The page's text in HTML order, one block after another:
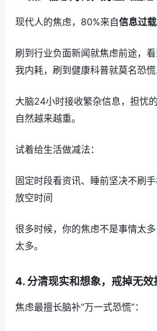
现代人的焦虑，80%来自信息过载
刷到行业负面新闻就焦虑前途，
我内耗，刷到健康科普就莫名恐
大脑24小时接收繁杂信息，担忧
自然越来越重。
试着给生活做减法：
固定时段看资讯、睡前坚决不刷
放空时间
很多时候，你的焦虑不是事情太
太多。
4. 分清现实和想象，戒掉无效
焦虑最擅长脑补“万一式恐慌”：